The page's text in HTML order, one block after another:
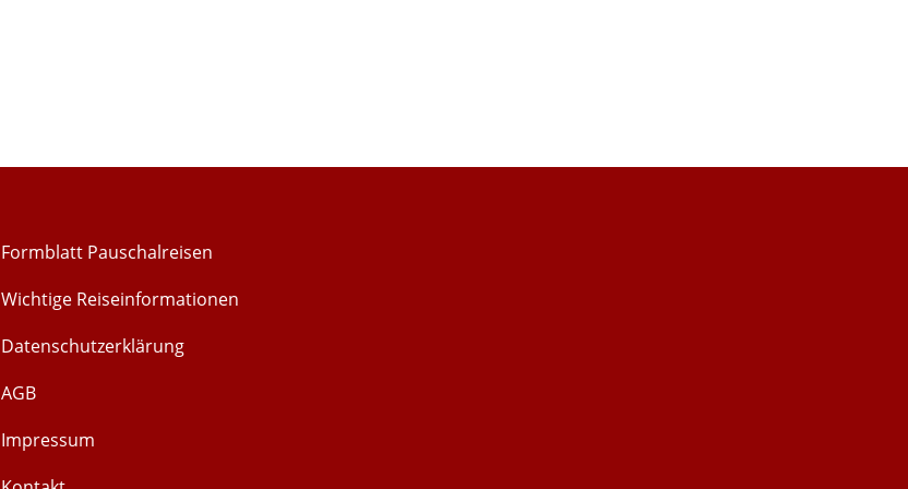
Formblatt Pauschalreisen
Wichtige Reiseinformationen
Datenschutzerklärung
AGB
Impressum